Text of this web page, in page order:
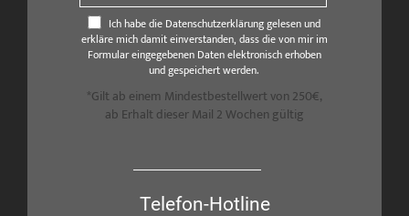
Ich habe die Datenschutzerklärung gelesen und
erkläre mich damit einverstanden, dass die von mir im
Formular eingegebenen Daten elektronisch erhoben
und gespeichert werden.
*Gilt ab einem Mindestbestellwert von 250€,
ab Erhalt dieser Mail 2 Wochen gültig
Telefon-Hotline